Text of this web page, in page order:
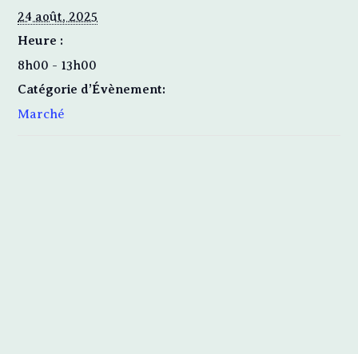
24 août, 2025
Heure :
8h00 - 13h00
Catégorie d’Évènement:
Marché